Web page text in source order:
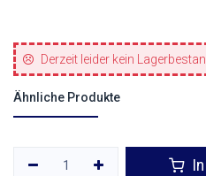
Derzeit leider kein
Ähnliche Produkte